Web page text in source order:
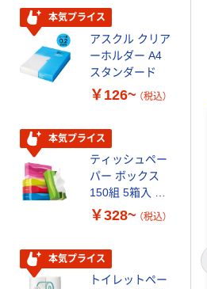
本気プライス
アスクル クリア
ーホルダー A4
スタンダード
￥126~ （税込）
本気プライス
ティッシュペー
パー ボックス
150組 5箱入 ア
スクル スマート
証
￥328~ （税込）
本気プライス
トイレットペー